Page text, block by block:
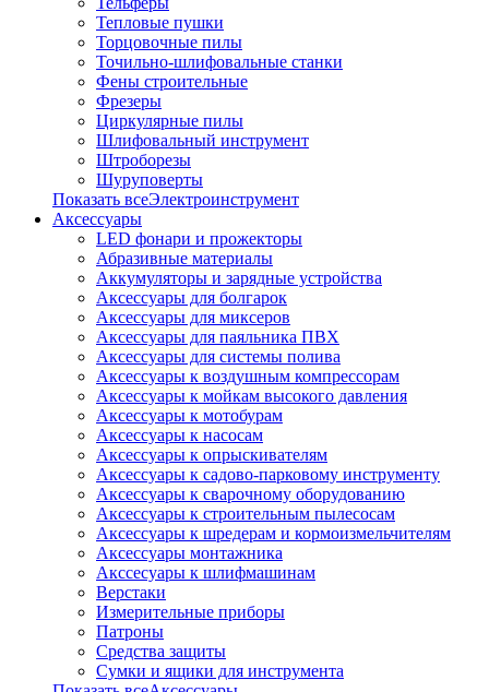
Тепловые пушки
Торцовочные пилы
Точильно-шлифовальные станки
Фены строительные
Фрезеры
Циркулярные пилы
Шлифовальный инструмент
Штроборезы
Шуруповерты
Показать всеЭлектроинструмент
Аксессуары
LED фонари и прожекторы
Абразивные материалы
Аккумуляторы и зарядные устройства
Аксессуары для болгарок
Аксессуары для миксеров
Аксессуары для паяльника ПВХ
Аксессуары для системы полива
Аксессуары к воздушным компрессорам
Аксессуары к мойкам высокого давления
Аксессуары к мотобурам
Аксессуары к насосам
Аксессуары к опрыскивателям
Аксессуары к садово-парковому инструменту
Аксессуары к сварочному оборудованию
Аксессуары к строительным пылесосам
Аксессуары к шредерам и кормоизмельчителям
Аксессуары монтажника
Акссесуары к шлифмашинам
Верстаки
Измерительные приборы
Патроны
Средства защиты
Сумки и ящики для инструмента